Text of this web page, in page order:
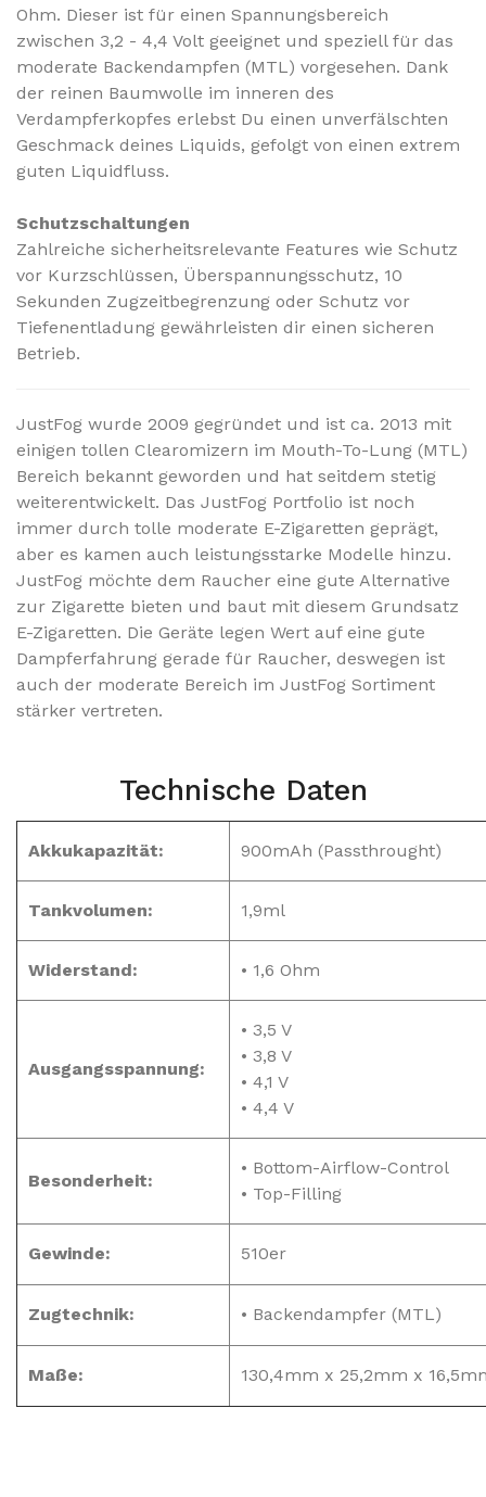
Ohm. Dieser ist für einen Spannungsbereich
zwischen 3,2 - 4,4 Volt geeignet und speziell für das
moderate Backendampfen (MTL) vorgesehen. Dank
der reinen Baumwolle im inneren des
Verdampferkopfes erlebst Du einen unverfälschten
Geschmack deines Liquids, gefolgt von einen extrem
guten Liquidfluss.
Schutzschaltungen
Zahlreiche sicherheitsrelevante Features wie Schutz
vor Kurzschlüssen, Überspannungsschutz, 10
Sekunden Zugzeitbegrenzung oder Schutz vor
Tiefenentladung gewährleisten dir einen sicheren
Betrieb.
JustFog wurde 2009 gegründet und ist ca. 2013 mit
einigen tollen Clearomizern im Mouth-To-Lung (MTL)
Bereich bekannt geworden und hat seitdem stetig
weiterentwickelt. Das JustFog Portfolio ist noch
immer durch tolle moderate E-Zigaretten geprägt,
aber es kamen auch leistungsstarke Modelle hinzu.
JustFog möchte dem Raucher eine gute Alternative
zur Zigarette bieten und baut mit diesem Grundsatz
E-Zigaretten. Die Geräte legen Wert auf eine gute
Dampferfahrung gerade für Raucher, deswegen ist
auch der moderate Bereich im JustFog Sortiment
stärker vertreten.
Technische Daten
Akkukapazität: 900mAh (Passthrought)
Tankvolumen: 1,9ml
Widerstand: • 1,6 Ohm
Ausgangsspannung:
• 3,5 V
• 3,8 V
• 4,1 V
• 4,4 V
Besonderheit:
• Bottom-Airflow-Control
• Top-Filling
Gewinde: 510er
Zugtechnik: • Backendampfer (MTL)
Maße: 130,4mm x 25,2mm x